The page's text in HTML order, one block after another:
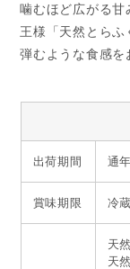
噛むほど広がる
王様「天然とら
弾むような食感を
出荷期間 通年
賞味期限 冷
天
天